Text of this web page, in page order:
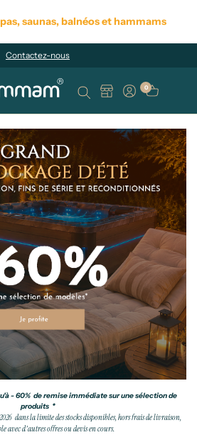
saunas, balnéos et hammams
Contactez-nous
0
- 60% de remise immédiate sur une sélection de
produits *
dans la limite des stocks disponibles, hors frais de livraison,
avec d'autres offres ou devis en cours.